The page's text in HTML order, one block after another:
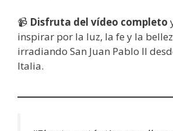
📹 Disfruta del vídeo completo
inspirar por la luz, la fe y la
irradiando San Juan Pablo II
Italia.